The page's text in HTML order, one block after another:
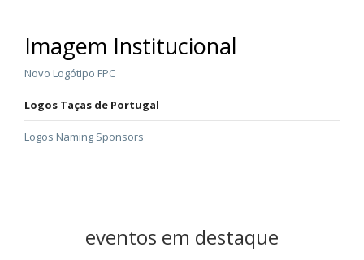
Imagem Institucional
Novo Logótipo FPC
Logos Taças de Portugal
Logos Naming Sponsors
eventos em destaque